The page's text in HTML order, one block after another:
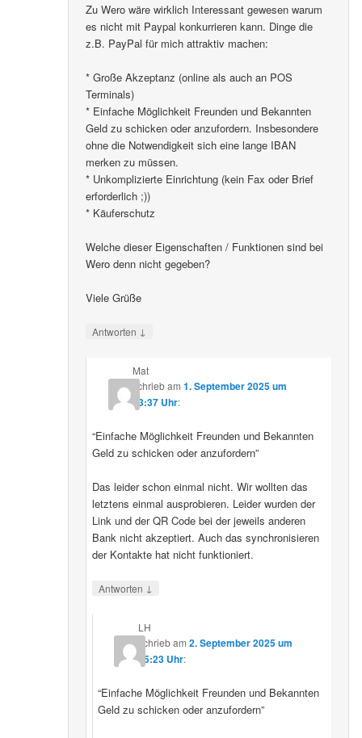
Zu Wero wäre wirklich Interessant gewesen warum
es nicht mit Paypal konkurrieren kann. Dinge die
z.B. PayPal für mich attraktiv machen:
* Große Akzeptanz (online als auch an POS
Terminals)
* Einfache Möglichkeit Freunden und Bekannten
Geld zu schicken oder anzufordern. Insbesondere
ohne die Notwendigkeit sich eine lange IBAN
merken zu müssen.
* Unkomplizierte Einrichtung (kein Fax oder Brief
erforderlich ;))
* Käuferschutz
Welche dieser Eigenschaften / Funktionen sind bei
Wero denn nicht gegeben?
Viele Grüße
Antworten ↓
Mat
schriebam 1. September 2025 um
23:37 Uhr:
“Einfache Möglichkeit Freunden und Bekannten
Geld zu schicken oder anzufordern”
Das leider schon einmal nicht. Wir wollten das
letztens einmal ausprobieren. Leider wurden der
Link und der QR Code bei der jeweils anderen
Bank nicht akzeptiert. Auch das synchronisieren
der Kontakte hat nicht funktioniert.
Antworten ↓
LH
schriebam2. September 2025 um
15:23 Uhr:
“Einfache Möglichkeit Freunden und Bekannten
Geld zu schicken oder anzufordern”